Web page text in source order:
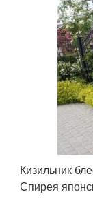
Кизильник
Спирея